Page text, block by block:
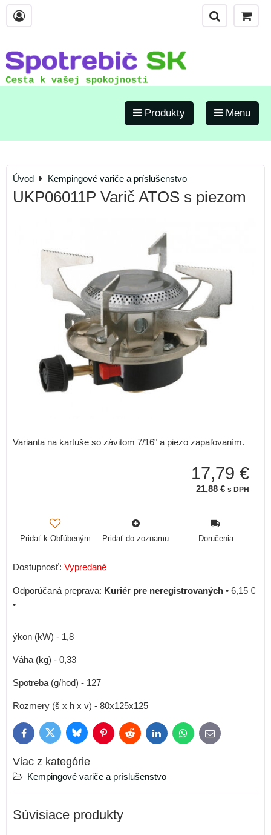
Produkty Menu
Úvod Kempingové variče a príslušenstvo
UKP06011P Varič ATOS s piezom
Varianta na kartuše so závitom 7/16" a piezo zapaľovaním.
17,79 €
21,88 € s DPH
Pridať k Obľúbeným Pridať do zoznamu Doručenia
Dostupnosť: Vypredané
Kuriér pre neregistrovaných • 6,15 €
•
ýkon (kW) - 1,8
Váha (kg) - 0,33
Spotreba (g/hod) - 127
Rozmery (š x h x v) - 80x125x125
FacebookTwitter BlueskyPinterestReddit LinkedInWhatsApp
E-
mail
Viac z kategórie
Kempingové variče a príslušenstvo
Súvisiace produkty